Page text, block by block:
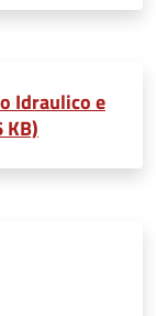
Idraulico e